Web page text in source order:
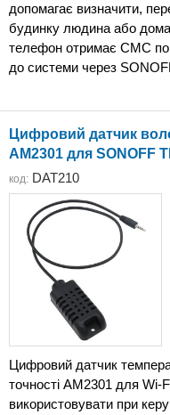
допомагає визначити,
будинку людина або
телефон отримає СМС
до системи через
Цифровий датчик
AM2301 для SONOFF
код: DAT210
Цифровий датчик
точності AM2301 для Wi-
використовувати при